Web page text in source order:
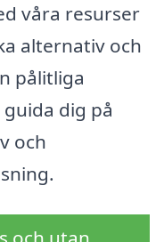
våra resurser
alternativ och
pålitliga
dig på
och